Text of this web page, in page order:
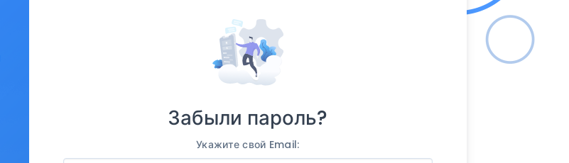
Забыли пароль?
Укажите свой Email: